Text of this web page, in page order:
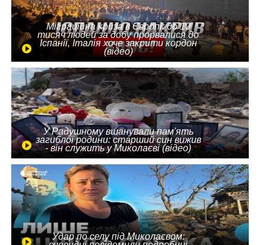
Міграційна криза в Європі: до 10
тисяч людей за добу прорвалися до
Іспанії, Італія хоче закрити кордон
(відео)
У Радушному вшанували пам'ять
загиблої родини: старший син вижив
- він служить у Миколаєві (відео)
Удар по селу під Миколаєвом: